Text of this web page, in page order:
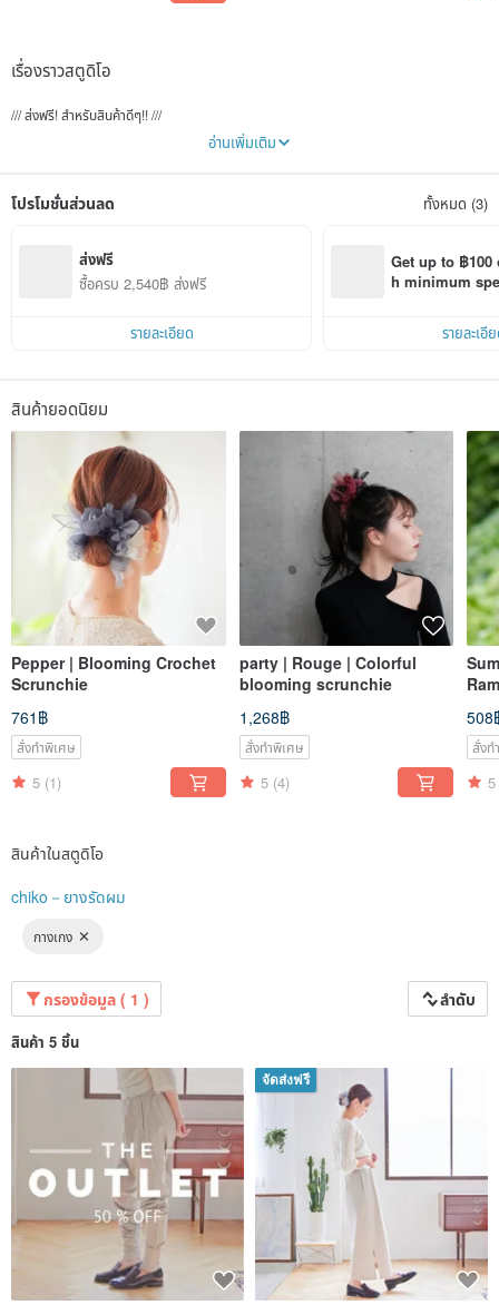
เรื่องราวสตูดิโอ
/// ส่งฟรี! สำหรับสินค้าดีๆ!! ///
YouTube เริ่มแล้ว! 「chiko のヘアアレンジ」（วิธีจัดแต่งทรงผมสไตล์ chiko）
ลูกปัด, งาน applique, เสื้อผ้าสำหรับตุ๊กตา, เสื้อผ้าของตัวเอง...
ในขณะที่ทำกิจกรรมการจัดดอกไม้และการออกแบบพื้นที่สีเขียว ฉันได้พบกับ "การถักทอ" และ
ได้ให้กำเนิด "การถักทอแบบเบ่งบาน" ขึ้นมา
งานถักทอแนวใหม่นี้เป็นการผสมผสานระหว่างสิ่งที่ฉันได้สัมผัสจากการเดินทางไปทั่วโลก และ
2013 เปิดร้านค้าสินค้าถักทอแบบเบ่งบาน
2017 เดือนเมษายน เริ่มทำงานในฐานะศิลปินผู้สร้างสรรค์งานถักทอแบบเบ่งบาน chiko
Shibuya Hikarie, Parco, Marui และอื่นๆ
◎ลงนิตยสารมากมาย
อ่านเพิ่มเติม
โปรโมชั่นส่วนลด ทั้งหมด (3)
ส่งฟรี
ซื้อครบ 2,540฿ ส่งฟรี
รายละเอียด
Get up to ฿
h minimum
รายละเอี
สินค้ายอดนิยม
Pepper | Blooming Crochet
Scrunchie
761฿
สั่งทำพิเศษ
5 (1)
party | Rouge | Colorful
blooming scrunchie
1,268฿
สั่งทำพิเศษ
5 (4)
508
สั่งท
5
สินค้าในสตูดิโอ
chiko－ยางรัดผม
กางเกง
กรองข้อมูล ( 1 ) ลำดับ
สินค้า 5 ชิ้น
จัดส่งฟรี